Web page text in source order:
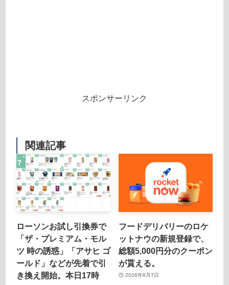
スポンサーリンク
関連記事
ローソンお試し引換券で
「ザ・プレミアム・モル
ツ 時の誘惑」「アサヒ ゴ
ールド」などが先着で引
き換え開始。本日17時
フードデリバリーのロケ
ットナウの新規登録で、
総額5,000円分のクーポン
が貰える。
2026年8月7日